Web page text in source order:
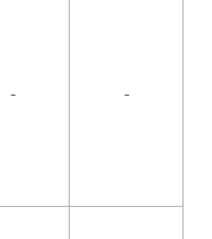
- -